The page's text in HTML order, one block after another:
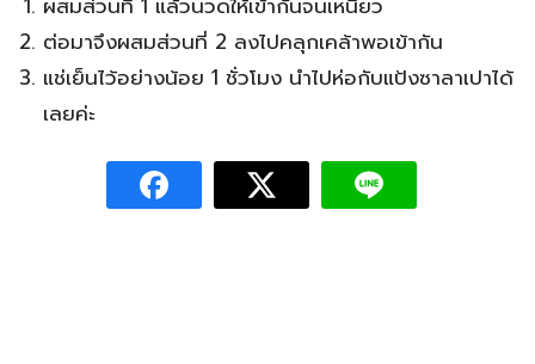
ต่อมาจึงผสมส่วนที่ 2 ลงไปคลุกเคล้าพอเข้ากัน
แช่เย็นไว้อย่างน้อย 1 ชั่วโมง นำไปห่อกับแป้งซาลาเปาได้
เลยค่ะ